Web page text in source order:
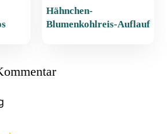
Hähnchen-
Blumenkohlreis-Auflauf